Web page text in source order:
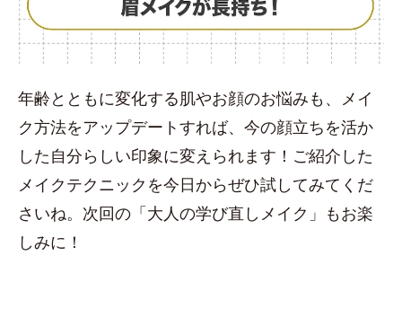
年齢とともに変化する肌やお顔のお悩みも、メイ
ク方法をアップデートすれば、今の顔立ちを活か
した自分らしい印象に変えられます！ご紹介した
メイクテクニックを今日からぜひ試してみてくだ
さいね。次回の「大人の学び直しメイク」もお楽
しみに！